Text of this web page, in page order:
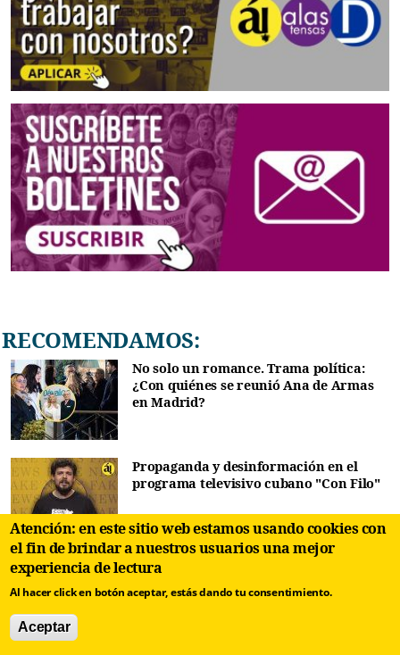
RECOMENDAMOS:
No solo un romance. Trama política:
¿Con quiénes se reunió Ana de Armas
en Madrid?
Propaganda y desinformación en el
programa televisivo cubano "Con Filo"
¿Quién es Manuel Anido Cuesta?
de Armas
Atención: en este sitio web estamos usando cookies con
el fin de brindar a nuestros usuarios una mejor
experiencia de lectura
Al hacer click en botón aceptar, estás dando tu consentimiento.
Aceptar